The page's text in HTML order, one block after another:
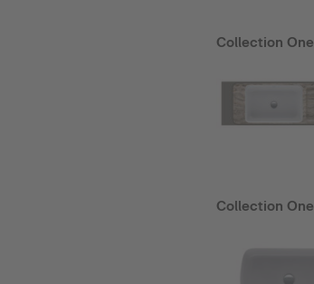
Collection One
Collection One